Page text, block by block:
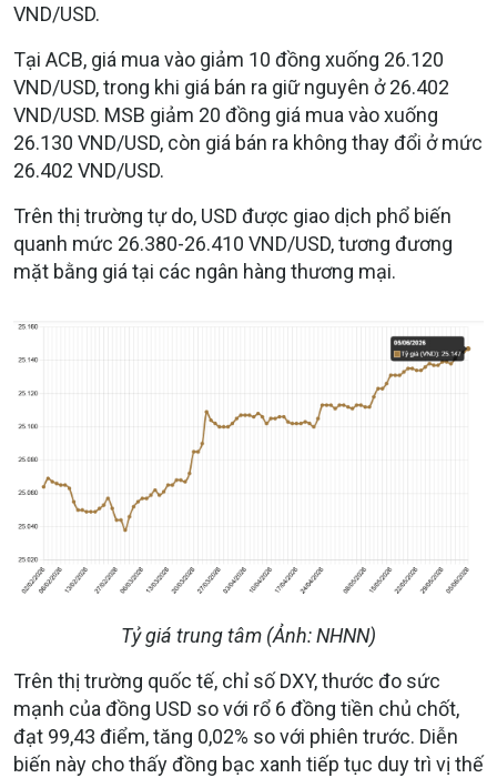
VND/USD.
Tại ACB, giá mua vào giảm 10 đồng xuống 26.120
VND/USD, trong khi giá bán ra giữ nguyên ở 26.402
VND/USD. MSB giảm 20 đồng giá mua vào xuống
26.130 VND/USD, còn giá bán ra không thay đổi ở mức
26.402 VND/USD.
Trên thị trường tự do, USD được giao dịch phổ biến
quanh mức 26.380-26.410 VND/USD, tương đương
mặt bằng giá tại các ngân hàng thương mại.
Tỷ giá trung tâm (Ảnh: NHNN)
Trên thị trường quốc tế, chỉ số DXY, thước đo sức
mạnh của đồng USD so với rổ 6 đồng tiền chủ chốt,
đạt 99,43 điểm, tăng 0,02% so với phiên trước. Diễn
biến này cho thấy đồng bạc xanh tiếp tục duy trì vị thế